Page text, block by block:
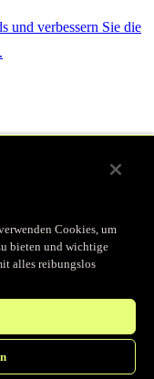
und verbessern Sie die
Zugriff auf das
Cookies, um
bieten und wichtige
alles reibungslos